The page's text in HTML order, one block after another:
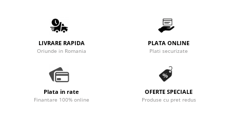
LIVRARE RAPIDA
Oriunde in Romania
PLATA ONLINE
Plati securizate
Plata in rate
Finantare 100% online
OFERTE SPECIALE
Produse cu pret redus